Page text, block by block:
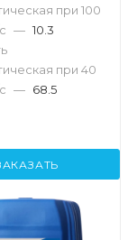
при 100
— 10.3
при 40
— 68.5